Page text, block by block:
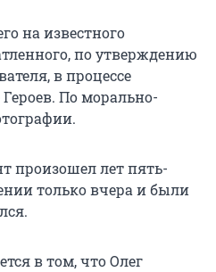
на известного
по утверждению
в процессе
По морально-
произошел лет пять-
только вчера и были
в том, что Олег